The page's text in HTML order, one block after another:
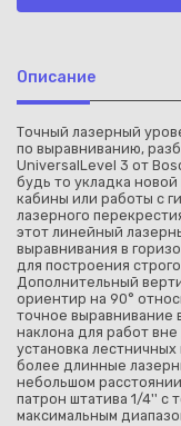
Описание
Точный лазерный
по выравниванию,
UniversalLevel 3 от
будь то укладка
кабины или работы с
лазерного
этот линейный
выравнивания в
для построения
Дополнительный
ориентир на 90°
точное
наклона для работ
установка
более длинные
небольшом
патрон штатива 1/4'' с
максимальным